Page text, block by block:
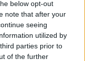
below opt-out
note that after your
seeing
utilized by
parties prior to
of the further